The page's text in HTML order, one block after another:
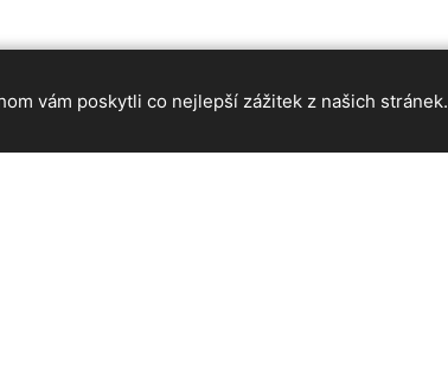
vám poskytli co nejlepší zážitek z našich stránek.